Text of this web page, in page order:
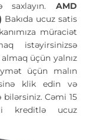
saxlayın. AMD
Bakıda ucuz satis
müraciət
istəyirsinizsə
üçün yalnız
üçün malın
klik edin və
bilərsiniz. Cəmi 15
kreditlə ucuz